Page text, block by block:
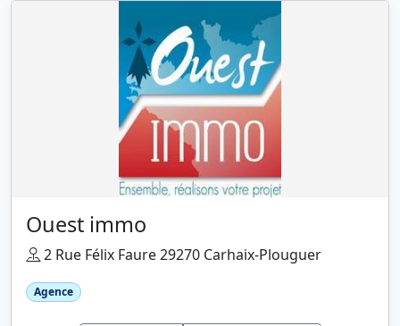
Ouest immo
2 Rue Félix Faure 29270 Carhaix-Plouguer
Agence